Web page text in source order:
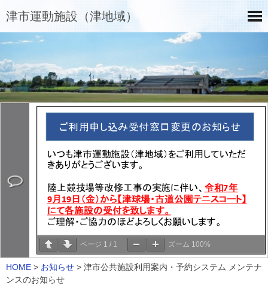
津市運動施設（津地域）
ページ 1 / 1 ズーム 100%
HOME > お知らせ > 津市公共施設利用案内・予約システム メンテナ
ンスのお知らせ